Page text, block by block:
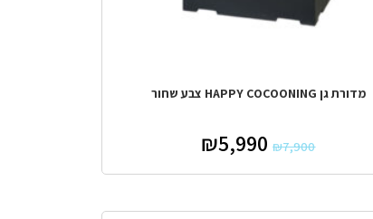
מדורת גן HAPPY COCOONING צבע שחור
₪7,900
₪5,990